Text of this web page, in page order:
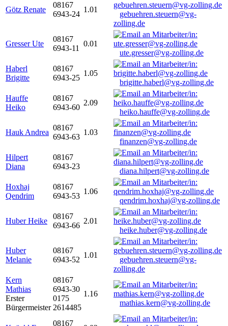
Götz Renate
08167
6943-24
1.01
gebuehren.steuern@vg-
zolling.de
Gresser Ute
08167
6943-11
0.01
ute.gresser@vg-zolling.de
Haberl
Brigitte
08167
6943-25
1.05
brigitte.haberl@vg-zolling.de
Hauffe
Heiko
08167
6943-60
2.09
heiko.hauffe@vg-zolling.de
Hauk Andrea
08167
6943-63
1.03
finanzen@vg-zolling.de
Hilpert
Diana
08167
6943-23
diana.hilpert@vg-zolling.de
Hoxhaj
Qendrim
08167
6943-53
1.06
qendrim.hoxhaj@vg-zolling.de
Huber Heike
08167
6943-66
2.01
heike.huber@vg-zolling.de
Huber
Melanie
08167
6943-52
1.01
gebuehren.steuern@vg-
zolling.de
Kern
Mathias
Erster
Bürgermeister
08167
6943-30
0175
2614485
1.16
mathias.kern@vg-zolling.de
08167